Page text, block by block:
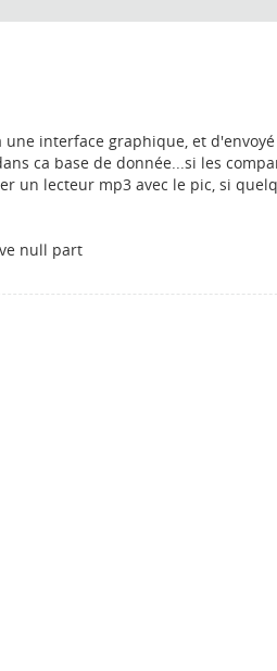
interface graphique, et
ca base de donnée...si les
un lecteur mp3 avec le pic, si
null part